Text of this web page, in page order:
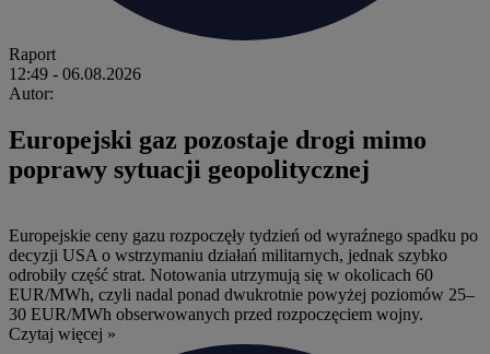
Raport
12:49 - 06.08.2026
Autor:
Europejski gaz pozostaje drogi mimo
poprawy sytuacji geopolitycznej
Europejskie ceny gazu rozpoczęły tydzień od wyraźnego spadku po
decyzji USA o wstrzymaniu działań militarnych, jednak szybko
odrobiły część strat. Notowania utrzymują się w okolicach 60
EUR/MWh, czyli nadal ponad dwukrotnie powyżej poziomów 25–
30 EUR/MWh obserwowanych przed rozpoczęciem wojny.
Czytaj więcej »